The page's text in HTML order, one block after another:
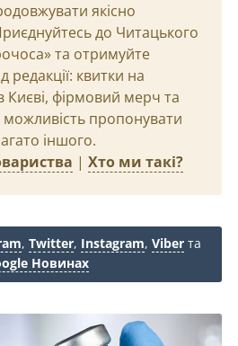
якісно
до Читацького
та отримуйте
редакції: квитки на
Києві, фірмовий мерч та
можливість пропонувати
іншого.
| Хто ми такі?
, Twitter, Instagram, Viber та
Новинах